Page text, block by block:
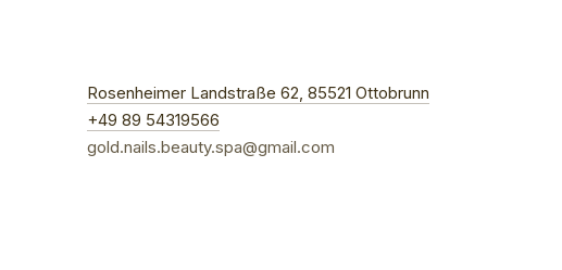
Rosenheimer Landstraße 62, 85521 Ottobrunn
+49 89 54319566
gold.nails.beauty.spa@gmail.com